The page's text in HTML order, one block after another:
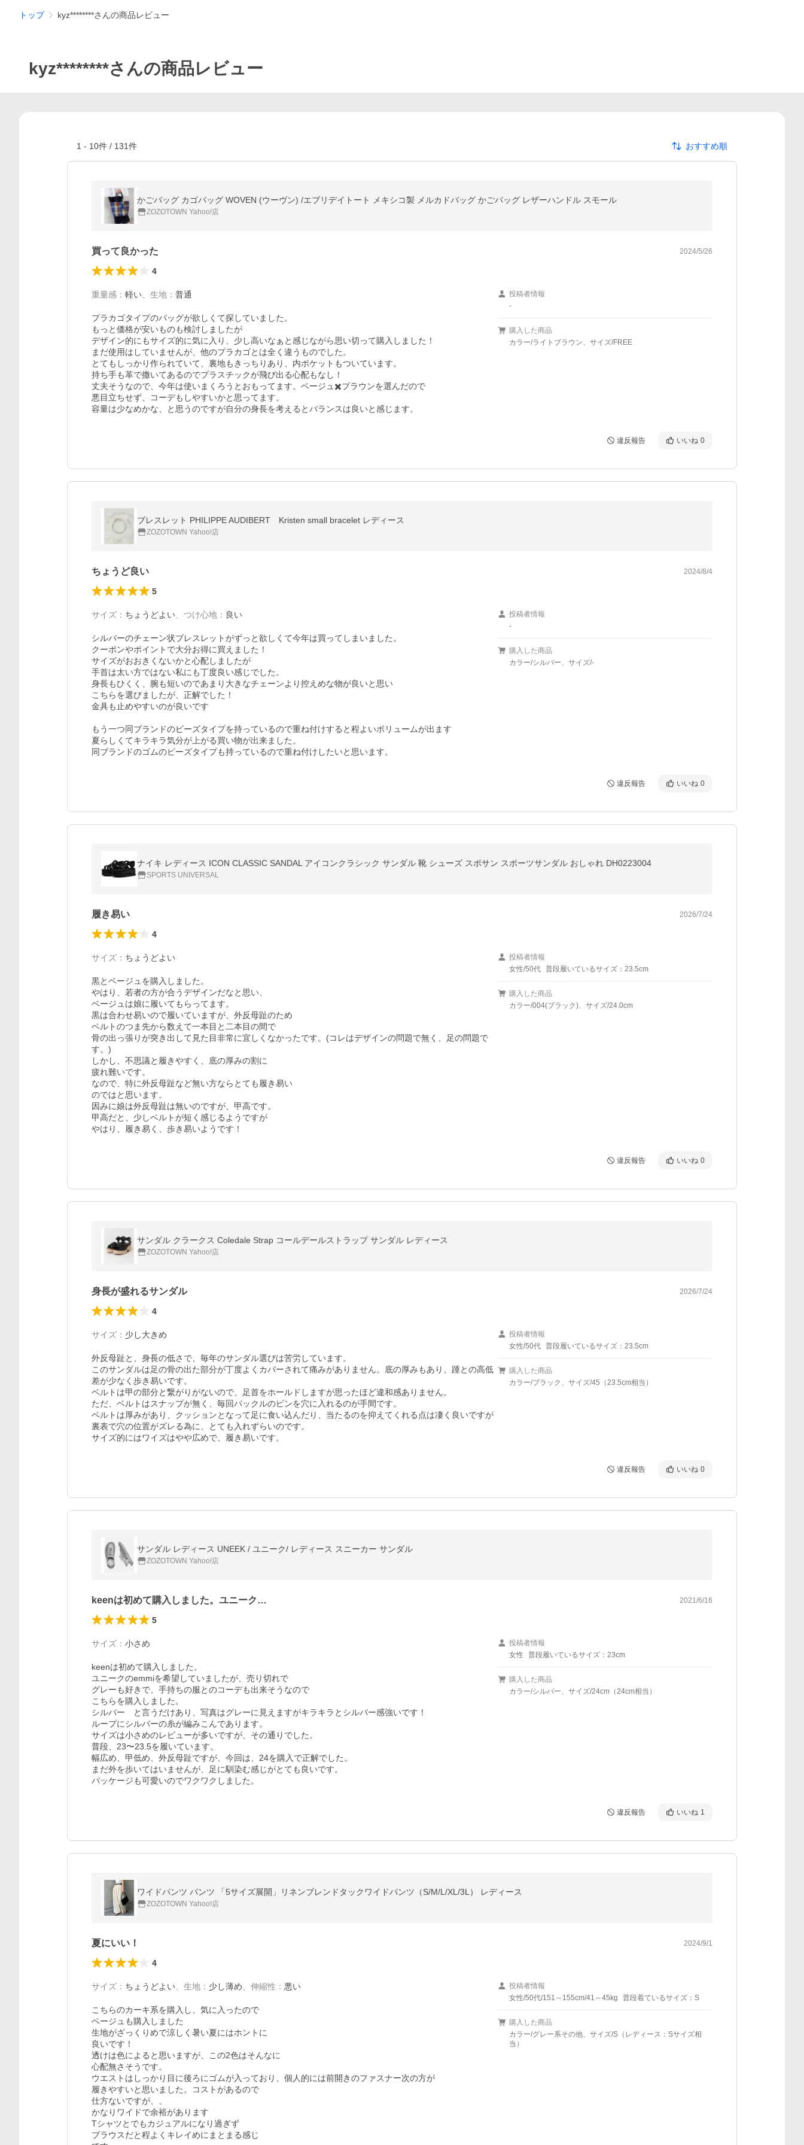
トップ kyz********さんの商品レビュー
kyz********さんの商品レビュー
1 - 10件 / 131件 おすすめ順
かごバッグ カゴバッグ WOVEN (ウーヴン) /エブリデイトート メキシコ製 メルカドバッグ かごバッグ レザーハンドル スモール
ZOZOTOWN Yahoo!店
買って良かった 2024/5/26
4
重量感 ： 軽い 生地 ： 普通
プラカゴタイプのバッグが欲しくて探していました。
もっと価格が安いものも検討しましたが
デザイン的にもサイズ的に気に入り、少し高いなぁと感じながら思い切って購入しました！
まだ使用はしていませんが、他のプラカゴとは全く違うものでした。
とてもしっかり作られていて、裏地もきっちりあり、内ポケットもついています。
持ち手も革で撒いてあるのでプラスチックが飛び出る心配もなし！
丈夫そうなので、今年は使いまくろうとおもってます。ベージュ✖️ブラウンを選んだので
悪目立ちせず、コーデもしやすいかと思ってます。
容量は少なめかな、と思うのですが自分の身長を考えるとバランスは良いと感じます。
投稿者情報
-
購入した商品
カラー/ライトブラウン、サイズ/FREE
違反報告 いいね 0
ブレスレット PHILIPPE AUDIBERT Kristen small bracelet レディース
ZOZOTOWN Yahoo!店
ちょうど良い 2024/8/4
5
サイズ ： ちょうどよい つけ心地 ： 良い
シルバーのチェーン状ブレスレットがずっと欲しくて今年は買ってしまいました。
クーポンやポイントで大分お得に買えました！
サイズがおおきくないかと心配しましたが
手首は太い方ではない私にも丁度良い感じでした。
身長もひくく、腕も短いのであまり大きなチェーンより控えめな物が良いと思い
こちらを選びましたが、正解でした！
金具も止めやすいのが良いです
もう一つ同ブランドのビーズタイプを持っているので重ね付けすると程よいボリュームが出ます
夏らしくてキラキラ気分が上がる買い物が出来ました。
同ブランドのゴムのビーズタイプも持っているので重ね付けしたいと思います。
投稿者情報
-
購入した商品
カラー/シルバー、サイズ/-
違反報告 いいね 0
ナイキ レディース ICON CLASSIC SANDAL アイコンクラシック サンダル 靴 シューズ スポサン スポーツサンダル おしゃれ DH0223004
SPORTS UNIVERSAL
履き易い 2026/7/24
4
サイズ ： ちょうどよい
黒とベージュを購入しました。
やはり、若者の方が合うデザインだなと思い、
ベージュは娘に履いてもらってます。
黒は合わせ易いので履いていますが、外反母趾のため
ベルトのつま先から数えて一本目と二本目の間で
骨の出っ張りが突き出して見た目非常に宜しくなかったです。(コレはデザインの問題で無く、足の問題で
す。)
しかし、不思議と履きやすく、底の厚みの割に
疲れ難いです。
なので、特に外反母趾など無い方ならとても履き易い
のではと思います。
因みに娘は外反母趾は無いのですが、甲高です。
甲高だと、少しベルトが短く感じるようですが
やはり、履き易く、歩き易いようです！
投稿者情報
女性/50代 普段履いているサイズ：23.5cm
購入した商品
カラー/004(ブラック)、サイズ/24.0cm
違反報告 いいね 0
サンダル クラークス Coledale Strap コールデールストラップ サンダル レディース
ZOZOTOWN Yahoo!店
身長が盛れるサンダル 2026/7/24
4
サイズ ： 少し大きめ
外反母趾と、身長の低さで、毎年のサンダル選びは苦労しています。
このサンダルは足の骨の出た部分が丁度よくカバーされて痛みがありません。底の厚みもあり、踵との高低
差が少なく歩き易いです。
ベルトは甲の部分と繋がりがないので、足首をホールドしますが思ったほど違和感ありません。
ただ、ベルトはスナップが無く、毎回バックルのピンを穴に入れるのが手間です。
ベルトは厚みがあり、クッションとなって足に食い込んだり、当たるのを抑えてくれる点は凄く良いですが
裏表で穴の位置がズレる為に、とても入れずらいのです。
投稿者情報
女性/50代 普段履いているサイズ：23.5cm
購入した商品
カラー/ブラック、サイズ/45（23.5cm相当）
違反報告 いいね 0
サンダル レディース UNEEK / ユニーク/ レディース スニーカー サンダル
ZOZOTOWN Yahoo!店
keenは初めて購入しました。ユニーク… 2021/6/16
5
サイズ ： 小さめ
keenは初めて購入しました。
ユニークのemmiを希望していましたが、売り切れで
グレーも好きで、手持ちの服とのコーデも出来そうなので
こちらを購入しました。
シルバー　と言うだけあり、写真はグレーに見えますがキラキラとシルバー感強いです！
ループにシルバーの糸が編みこんであります。
サイズは小さめのレビューが多いですが、その通りでした。
普段、23〜23.5を履いています。
幅広め、甲低め、外反母趾ですが、今回は、24を購入で正解でした。
まだ外を歩いてはいませんが、足に馴染む感じがとても良いです。
パッケージも可愛いのでワクワクしました。
投稿者情報
女性
普段履いているサイズ：23cm
購入した商品
カラー/シルバー、サイズ/24cm（24cm相当）
違反報告 いいね 1
ワイドパンツ パンツ 「5サイズ展開」リネンブレンドタックワイドパンツ（S/M/L/XL/3L） レディース
ZOZOTOWN Yahoo!店
夏にいい！ 2024/9/1
4
サイズ ： ちょうどよい 生地 ： 少し薄め 伸縮性 ： 悪い
こちらのカーキ系を購入し、気に入ったので
ベージュも購入しました
生地がざっくりめで涼しく暑い夏にはホントに
良いです！
透けは色によると思いますが、この2色はそんなに
心配無さそうです。
ウエストはしっかり目に後ろにゴムが入っており、個人的には前開きのファスナー次の方が
履きやすいと思いました。コストがあるので
仕方ないですが、、
かなりワイドで余裕があります
Tシャツとでもカジュアルになり過ぎず
ブラウスだと程よくキレイめにまとまる感じ
投稿者情報
女性/50代/151～155cm/41～45kg
普段着ているサイズ：S
購入した商品
カラー/グレー系その他、サイズ/S（レディース：Sサイズ相
当）